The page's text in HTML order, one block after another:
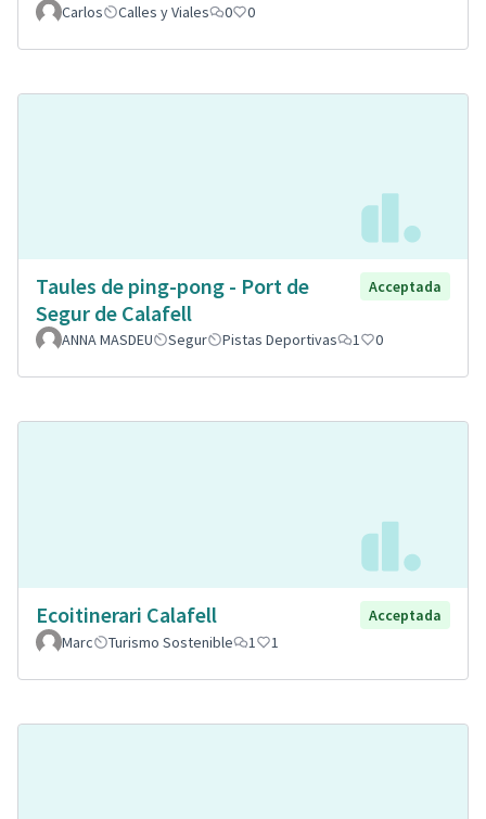
Carlos Calles y Viales 0 0
Taules de ping-pong - Port de
Segur de Calafell
Acceptada
ANNA MASDEU Segur Pistas Deportivas 1 0
Ecoitinerari Calafell
Acceptada
Marc
Turismo Sostenible 1 1